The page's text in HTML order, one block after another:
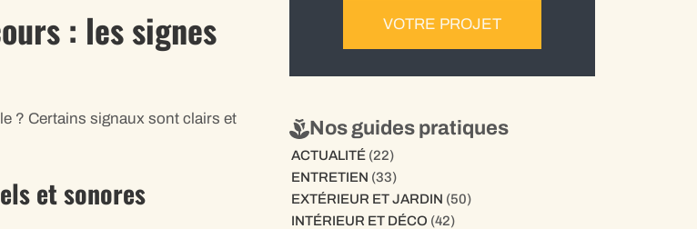
: les signes
? Certains signaux sont clairs et
et sonores
VOTRE PROJET
Nos guides pratiques
ACTUALITÉ(22)
ENTRETIEN (33)
EXTÉRIEUR ET JARDIN (50)
INTÉRIEUR ET DÉCO (42)